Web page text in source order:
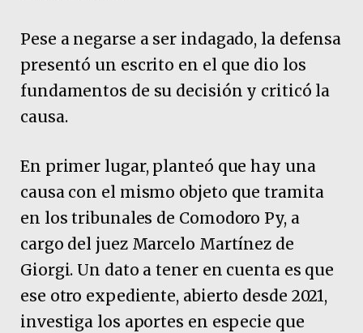
Pese a negarse a ser indagado, la defensa
presentó un escrito en el que dio los
fundamentos de su decisión y criticó la
causa.
En primer lugar, planteó que hay una
causa con el mismo objeto que tramita
en los tribunales de Comodoro Py, a
cargo del juez Marcelo Martínez de
Giorgi. Un dato a tener en cuenta es que
ese otro expediente, abierto desde 2021,
investiga los aportes en especie que